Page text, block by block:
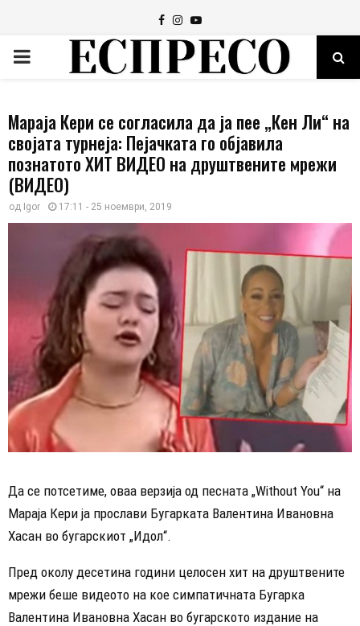
Facebook
Instagram
Youtube
PRIMARY
Мараја Кери се согласила да ја пее „Кен Ли“ на
својата турнеја: Пејачката го објавила
познатото ХИТ ВИДЕО на друштвените мрежи
(ВИДЕО)
од Igor 17:11 - 25 ноември, 2019
Да се потсетиме, оваа верзија од песната „Without You“ на
Мараја Кери ја прослави Бугарката Валентина Ивановна
Хасан во бугарскиот „Идол“.
Пред околу десетина години целосен хит на друштвените
мрежи беше видеото на кое симпатичната Бугарка
Валентина Ивановна Хасан во бугарското издание на